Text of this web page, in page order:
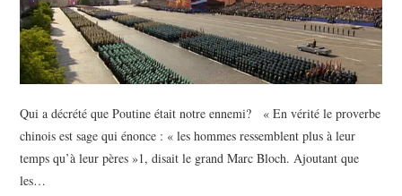
SPORT
Qui a décrété que Poutine était notre ennemi? « En vérité le proverbe
chinois est sage qui énonce : « les hommes ressemblent plus à leur
temps qu’à leur pères »1, disait le grand Marc Bloch. Ajoutant que
les…